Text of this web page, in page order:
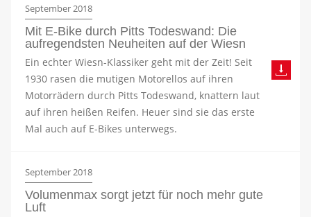
September 2018
Mit E-Bike durch Pitts Todeswand: Die
aufregendsten Neuheiten auf der Wiesn
Ein echter Wiesn-Klassiker geht mit der Zeit! Seit
1930 rasen die mutigen Motorellos auf ihren
Motorrädern durch Pitts Todeswand, knattern laut
auf ihren heißen Reifen. Heuer sind sie das erste
Mal auch auf E-Bikes unterwegs.
September 2018
Volumenmax sorgt jetzt für noch mehr gute
Luft